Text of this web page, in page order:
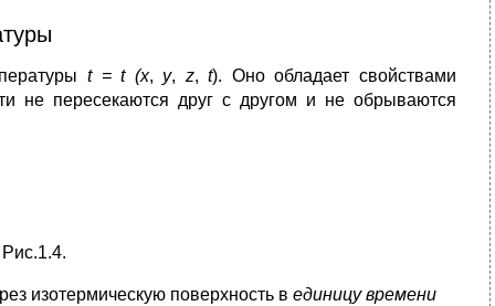
t = t (x, y, z, t). Оно обладает свойствами
не пересекаются друг с другом и не обрываются
Рис.1.4.
изотермическую поверхность в единицу времени